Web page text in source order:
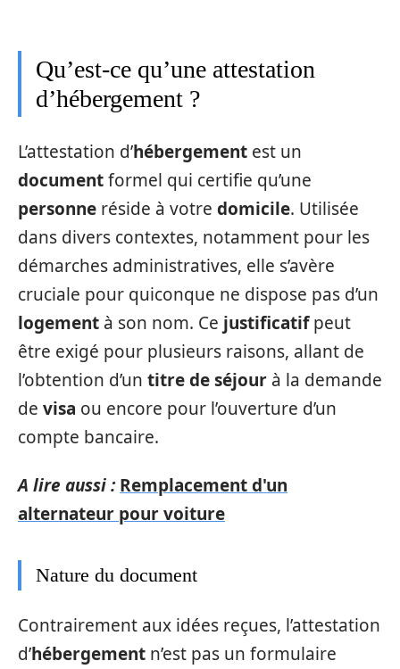
Qu’est-ce qu’une attestation
d’hébergement ?
L’attestation d’hébergement est un
documentformel qui certifie qu’une
personne réside à votre domicile. Utilisée
dans divers contextes, notamment pour les
démarches administratives, elle s’avère
cruciale pour quiconque ne dispose pas d’un
logement à son nom. Ce justificatifpeut
être exigé pour plusieurs raisons, allant de
l’obtention d’un titre de séjour à la demande
de visa ou encore pour l’ouverture d’un
compte bancaire.
A lire aussi : Remplacement d'un
alternateur pour voiture
Nature du document
Contrairement aux idées reçues, l’attestation
d’hébergement n’est pas un formulaire